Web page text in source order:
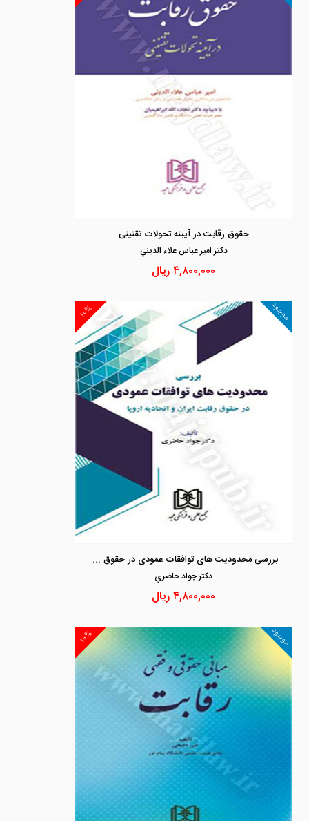
حقوق رقابت در آیینه تحولات تقنینی
دكتر امير عباس علاء الديني
۴,۸۰۰,۰۰۰ریال
۱۰% موجود
بررسی محدودیت های توافقات عمودی در حقوق رقابت ایران و اتحادیه اروپا
دكتر جواد حاضري
۴,۸۰۰,۰۰۰ریال
۱۰% موجود